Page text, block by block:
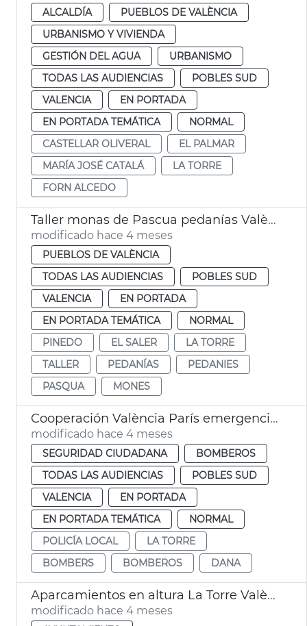
ALCALDÍA
PUEBLOS DE VALÈNCIA
URBANISMO Y VIVIENDA
GESTIÓN DEL AGUA
URBANISMO
TODAS LAS AUDIENCIAS
POBLES SUD
VALENCIA
EN PORTADA
EN PORTADA TEMÁTICA
NORMAL
CASTELLAR OLIVERAL
EL PALMAR
MARÍA JOSÉ CATALÁ
LA TORRE
FORN ALCEDO
Taller monas de Pascua pedanías València
modificado hace 4 meses
PUEBLOS DE VALÈNCIA
TODAS LAS AUDIENCIAS
POBLES SUD
VALENCIA
EN PORTADA
EN PORTADA TEMÁTICA
NORMAL
PINEDO
EL SALER
LA TORRE
TALLER
PEDANÍAS
PEDANIES
PASQUA
MONES
Cooperación València París emergencias dana
modificado hace 4 meses
SEGURIDAD CIUDADANA
BOMBEROS
TODAS LAS AUDIENCIAS
POBLES SUD
VALENCIA
EN PORTADA
EN PORTADA TEMÁTICA
NORMAL
POLICÍA LOCAL
LA TORRE
BOMBERS
BOMBEROS DANA
Aparcamientos en altura La Torre València
modificado hace 4 meses